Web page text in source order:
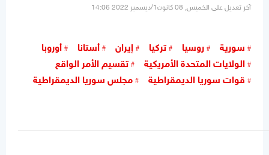
آخر تعديل على الخميس, 08 كانون1/ديسمبر 2022 14:06
سورية روسيا تركيا إيران أستانا
أوروبا
الولايات المتحدة الأمريكية
تقسيم الأمر الواقع
قوات سوريا الديمقراطية
مجلس سوريا الديمقراطية